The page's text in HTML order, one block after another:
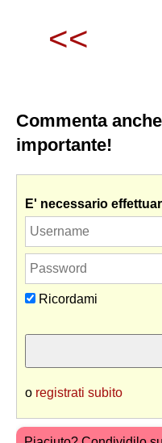
<<
Commenta
importante!
E' necessario
Ricordami
o registrati subito